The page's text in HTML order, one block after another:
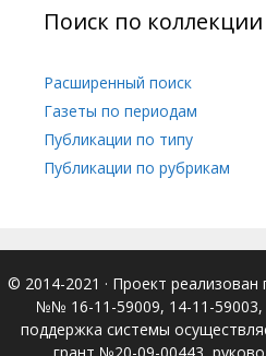
Поиск по коллекции
Расширенный поиск
Газеты по периодам
Публикации по типу
Публикации по рубрикам
© 2014-2021 · Проект
№№ 16-11-59009, 14-11-59003,
поддержка системы
грант №20-09-00443,